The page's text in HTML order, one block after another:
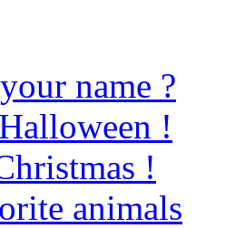
name ?
!
!
animals